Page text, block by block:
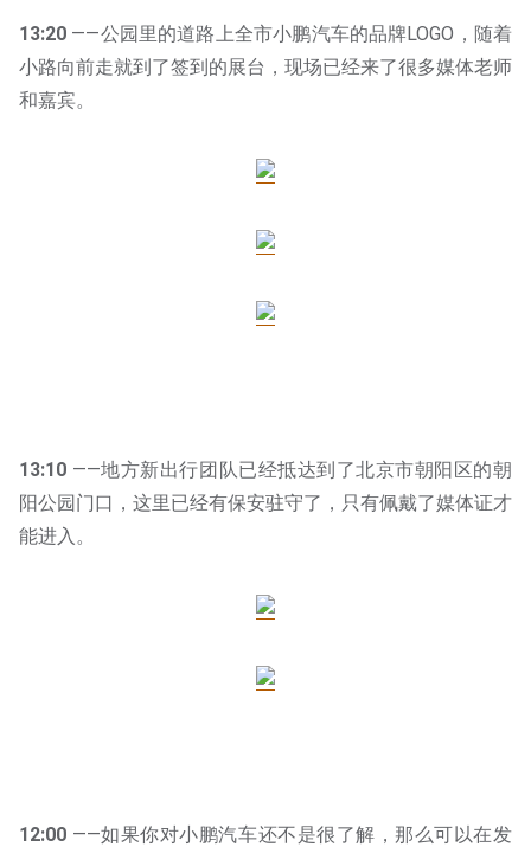
13:20 ——公园里的道路上全市小鹏汽车的品牌LOGO，随着
小路向前走就到了签到的展台，现场已经来了很多媒体老师
和嘉宾。
13:10 ——地方新出行团队已经抵达到了北京市朝阳区的朝
阳公园门口，这里已经有保安驻守了，只有佩戴了媒体证才
能进入。
12:00 ——如果你对小鹏汽车还不是很了解，那么可以在发